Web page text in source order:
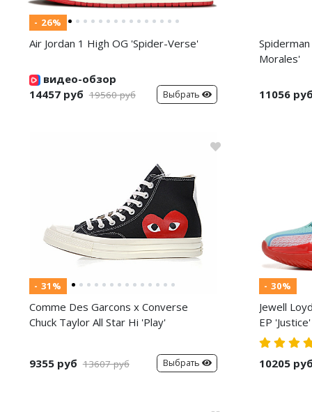
- 26%
Air Jordan 1 High OG 'Spider-Verse'
видео-обзор
14457 руб 19560 руб Выбрать
Morales'
11056 руб
- 31%
Comme Des Garcons x Converse
Chuck Taylor All Star Hi 'Play'
9355 руб 13607 руб Выбрать
- 30%
Jewell
EP 'Justice'
10205 руб